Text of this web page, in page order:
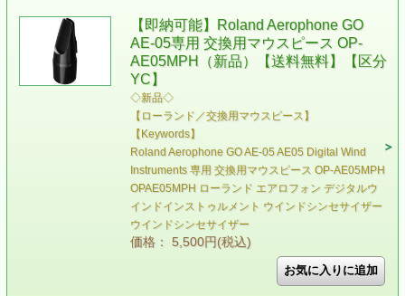
【即納可能】Roland Aerophone GO
AE-05専用 交換用マウスピース OP-
AE05MPH（新品）【送料無料】【区分
YC】
◇新品◇
【ローランド／交換用マウスピース】
【Keywords】
Roland Aerophone GO AE-05 AE05 Digital Wind
Instruments 専用 交換用マウスピース OP-AE05MPH
OPAE05MPH ローランド エアロフォン デジタルウ
インドインストゥルメント ウインドシンセサイザー
ウインドシンセサイザー
価格： 5,500円(税込)